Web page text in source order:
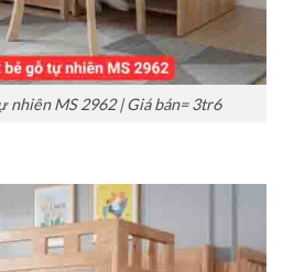
nhiên MS 2962 | Giá bán= 3tr6